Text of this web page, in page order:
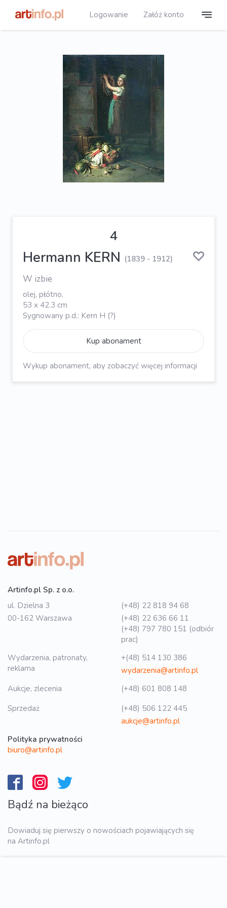
Logowanie Załóż konto
4
Hermann KERN (1839 - 1912)
W izbie
olej, płótno,
53 x 42.3 cm
Sygnowany p.d.: Kern H (?)
Kup abonament
Wykup abonament, aby zobaczyć więcej informacji
Artinfo.pl Sp. z o.o.
ul. Dzielna 3
00-162 Warszawa
(+48) 22 818 94 68
(+48) 22 636 66 11
(+48) 797 780 151 (odbiór
prac)
Wydarzenia, patronaty,
reklama
+(48) 514 130 386
wydarzenia@artinfo.pl
Aukcje, zlecenia
(+48) 601 808 148
Sprzedaż
(+48) 506 122 445
aukcje@artinfo.pl
Polityka prywatności
biuro@artinfo.pl
Bądź na bieżąco
Dowiaduj się pierwszy o nowościach pojawiających się
na Artinfo.pl